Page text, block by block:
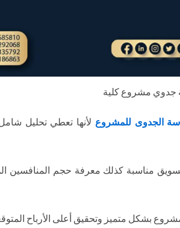
جدوي مشروع كلية
الجدوى للمشروع لأنها تعطي تحليل
مناسبة كذلك معرفة حجم المنافسين
بشكل متميز وتحقيق أعلى الأرباح